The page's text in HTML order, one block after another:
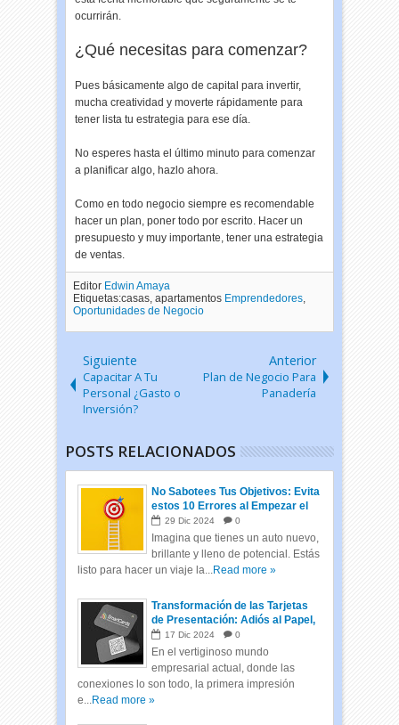
ocurrirán.
¿Qué necesitas para comenzar?
Pues básicamente algo de capital para invertir,
mucha creatividad y moverte rápidamente para
tener lista tu estrategia para ese día.
No esperes hasta el último minuto para comenzar
a planificar algo, hazlo ahora.
Como en todo negocio siempre es recomendable
hacer un plan, poner todo por escrito. Hacer un
presupuesto y muy importante, tener una estrategia
de ventas.
Editor Edwin Amaya
Etiquetas:casas, apartamentos Emprendedores,
Oportunidades de Negocio
Siguiente
Capacitar A Tu
Personal ¿Gasto o
Inversión?
Anterior
Plan de Negocio Para
Panadería
POSTS RELACIONADOS
No Sabotees Tus Objetivos: Evita
estos 10 Errores al Empezar el
Año
29 Dic 2024 0
Imagina que tienes un auto nuevo,
brillante y lleno de potencial. Estás
listo para hacer un viaje la...Read more »
Transformación de las Tarjetas
de Presentación: Adiós al Papel,
Hola a las Tarjetas Inteligentes
17 Dic 2024 0
En el vertiginoso mundo
empresarial actual, donde las
conexiones lo son todo, la primera impresión
e...Read more »